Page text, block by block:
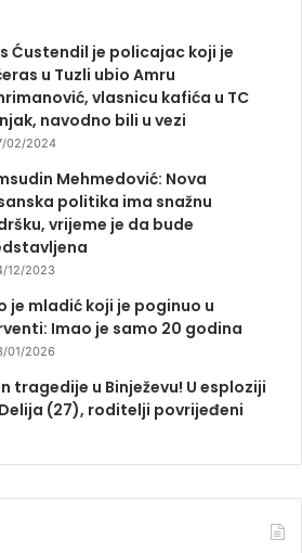
Ćustendil je policajac koji je
u Tuzli ubio Amru
vlasnicu kafića u TC
navodno bili u vezi
02/2024
Mehmedović: Nova
politika ima snažnu
vrijeme je da bude
12/2023
je mladić koji je poginuo u
Imao je samo 20 godina
01/2026
tragedije u Binježevu! U esploziji
(27), roditelji povrijeđeni